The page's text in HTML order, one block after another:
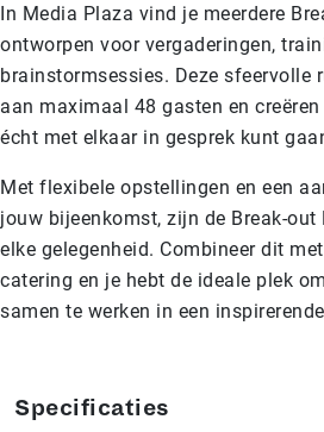
In Media Plaza vind je meerdere
ontworpen voor vergaderingen,
brainstormsessies. Deze sfeervolle
aan maximaal 48 gasten en
écht met elkaar in gesprek kunt
Met flexibele opstellingen en een
jouw bijeenkomst, zijn de Break-
elke gelegenheid. Combineer dit
catering en je hebt de ideale plek
samen te werken in een
Specificaties